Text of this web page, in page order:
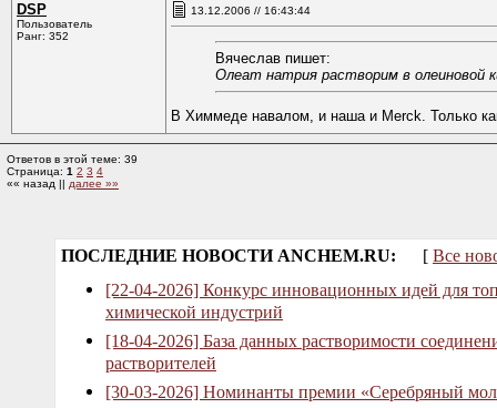
DSP
Пользователь
Ранг: 352
13.12.2006 // 16:43:44
Вячеслав пишет:
Олеат натрия растворим в олеиновой
В Химмеде навалом, и наша и Merck. Только
Ответов в этой теме: 39
Страница: 1 2 3 4
«« назад || далее »»
ПОСЛЕДНИЕ НОВОСТИ ANCHEM.RU: [ Все
[22-04-2026] Конкурс инновационных идей для
химической индустрий
[18-04-2026] База данных растворимости
растворителей
[30-03-2026] Номинанты премии «Серебряный